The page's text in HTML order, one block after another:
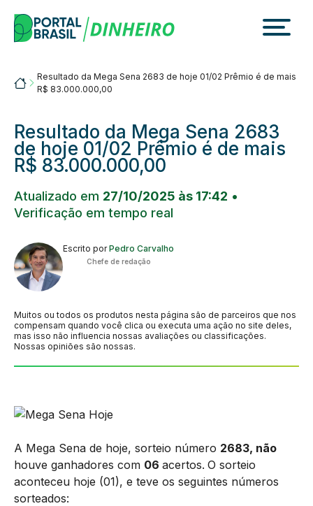
content
Portalbrasil
Resultado da Mega Sena 2683 de hoje 01/02 Prêmio é de mais
R$ 83.000.000,00
Resultado da Mega Sena 2683
de hoje 01/02 Prêmio é de mais
R$ 83.000.000,00
Atualizado em 27/10/2025 às 17:42 •
Verificação em tempo real
Escrito porPedro Carvalho
Chefe de redação
Muitos ou todos os produtos nesta página são de parceiros que nos
compensam quando você clica ou executa uma ação no site deles,
mas isso não influencia nossas avaliações ou classificações.
Nossas opiniões são nossas.
A Mega Sena de hoje, sorteio número 2683, não
houve ganhadores com 06 acertos. O sorteio
aconteceu hoje (01), e teve os seguintes números
sorteados: